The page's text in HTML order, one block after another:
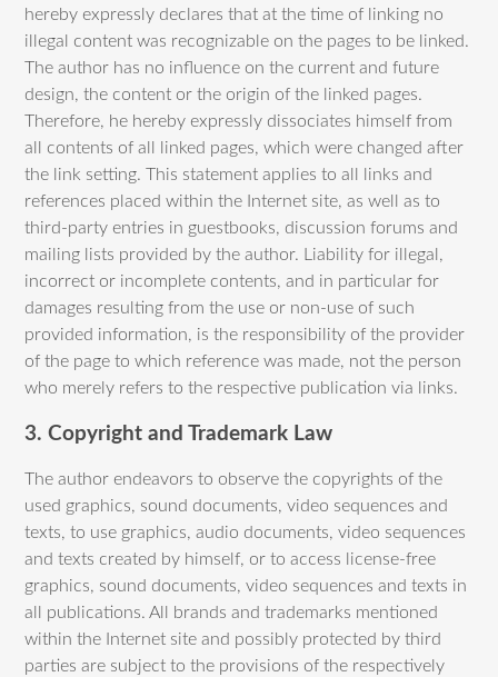
hereby expressly declares that at the time of linking no
illegal content was recognizable on the pages to be linked.
The author has no influence on the current and future
design, the content or the origin of the linked pages.
Therefore, he hereby expressly dissociates himself from
all contents of all linked pages, which were changed after
the link setting. This statement applies to all links and
references placed within the Internet site, as well as to
third-party entries in guestbooks, discussion forums and
mailing lists provided by the author. Liability for illegal,
incorrect or incomplete contents, and in particular for
damages resulting from the use or non-use of such
provided information, is the responsibility of the provider
of the page to which reference was made, not the person
who merely refers to the respective publication via links.
3. Copyright and Trademark Law
The author endeavors to observe the copyrights of the
used graphics, sound documents, video sequences and
texts, to use graphics, audio documents, video sequences
and texts created by himself, or to access license-free
graphics, sound documents, video sequences and texts in
all publications. All brands and trademarks mentioned
within the Internet site and possibly protected by third
parties are subject to the provisions of the respectively